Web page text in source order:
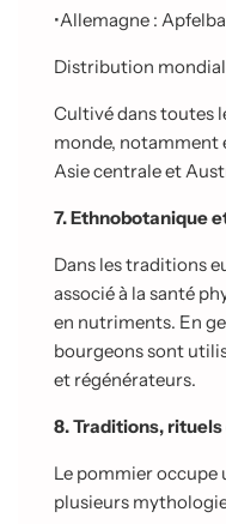
•Allemagne :
Distribution
Cultivé dans toutes
monde, notamment
Asie centrale et
7. Ethnobotanique
Dans les traditions
associé à la santé
en nutriments. En
bourgeons sont
et régénérateurs.
8. Traditions,
Le pommier occupe
plusieurs